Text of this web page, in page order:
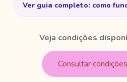
Ver guia completo: como
Veja condições
Consultar